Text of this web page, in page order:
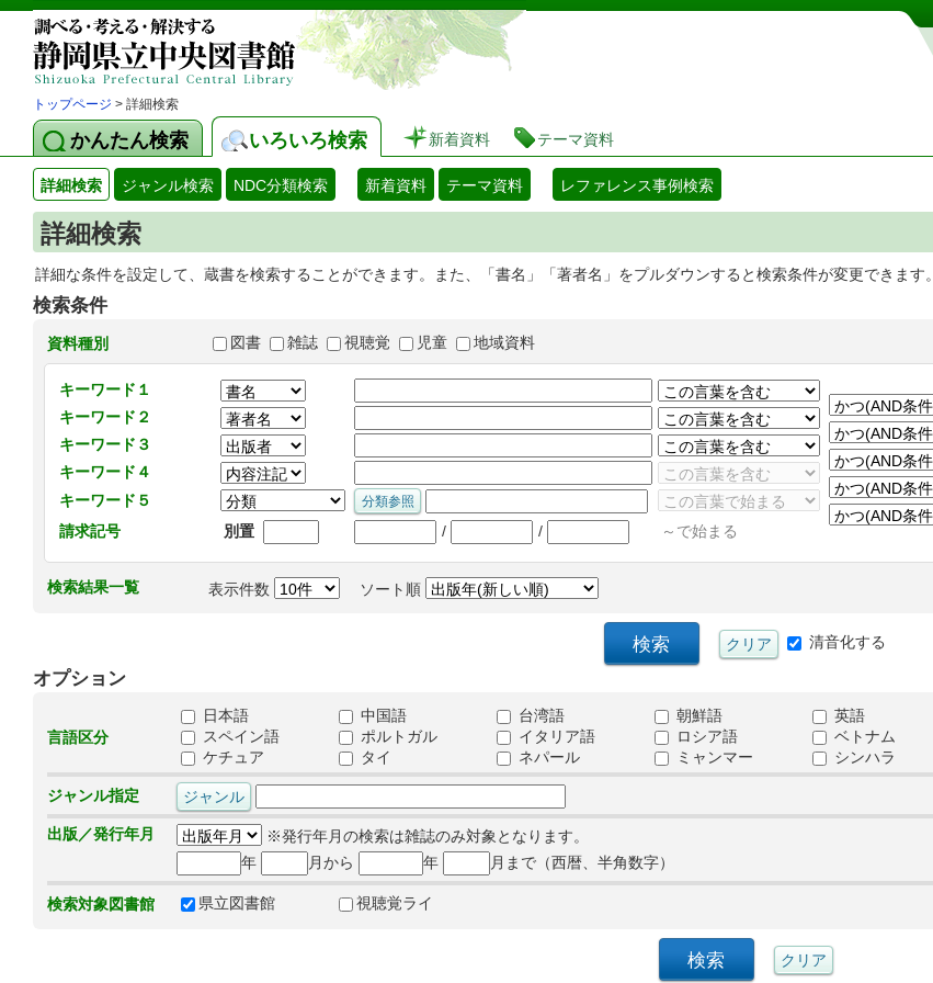
静岡県立図書館 蔵書検索・予約システム
トップページ > 詳細検索
かんたん検索 いろいろ検索 新着資料 テーマ資料
詳細検索 ジャンル検索 NDC分類検索 新着資料 テーマ資料 レファレンス事例検索
詳細検索
詳細な条件を設定して、蔵書を検索することができます。また、「書名」「著者名」をプルダウンすると検索条件が変更できます。
検索条件
資料種別 図書 雑誌 視聴覚 児童 地域資料
キーワード１
キーワード２
キーワード３
キーワード４
キーワード５
請求記号
別置 / / ～で始まる
検索結果一覧 表示件数 ソート順
清音化する
オプション
言語区分
日本語 中国語 台湾語 朝鮮語 英語
スペイン語
ポルトガル イタリア語 ロシア語 ベトナム
ケチュア
タイ ネパール ミャンマー シンハラ
ジャンル指定
出版／発行年月
※発行年月の検索は雑誌のみ対象となります。
年
月から 年 月まで（西暦、半角数字）
検索対象図書館 県立図書館 視聴覚ライ